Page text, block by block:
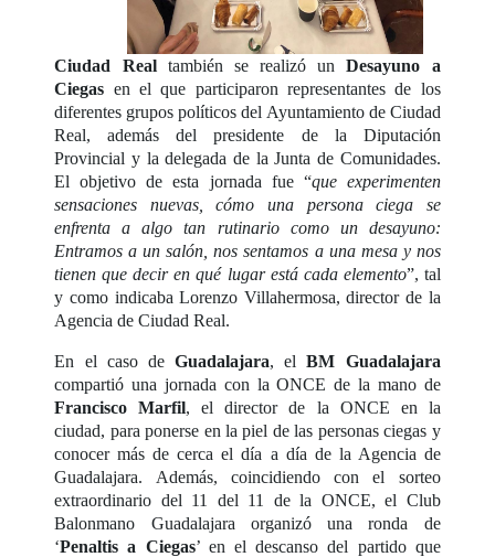
Ciudad Realtambién se realizó unDesayuno a
Ciegas en el que participaron representantes de los
diferentes grupos políticos del Ayuntamiento de Ciudad
Real, además del presidente de la Diputación
Provincial y la delegada de la Junta de Comunidades.
El objetivo de esta jornada fue “que experimenten
sensaciones nuevas, cómo una persona ciega se
enfrenta a algo tan rutinario como un desayuno:
Entramos a un salón, nos sentamos a una mesa y nos
tienen que decir en qué lugar está cada elemento”, tal
y como indicaba Lorenzo Villahermosa, director de la
Agencia de Ciudad Real.
En el caso deGuadalajara, elBM Guadalajara
compartió una jornada con la ONCE de la mano de
Francisco Marfil, el director de la ONCE en la
ciudad, para ponerse en la piel de las personas ciegas y
conocer más de cerca el día a día de la Agencia de
Guadalajara. Además, coincidiendo con el sorteo
extraordinario del 11 del 11 de la ONCE, el Club
Balonmano Guadalajara organizó una ronda de
‘Penaltis a Ciegas’ en el descanso del partido que